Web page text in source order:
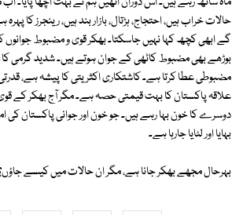
حالات خراب ہیں، احتجاج، ہڑتال، بازار بند ہیں، رینجرز کا
گے ابھی کچھ کہا نہیں جاسکتا۔ بھکر قوی و مضبوط جوانوں
بوڑھے بھی مضبوط کاٹھی کے جوان ہوتے ہیں۔ شدید گرمی کا
مضبوطی عطا کرتا ہے۔ کاشتکاری اکثریتی کا پیشہ ہے،
علاقہ پاکستان کا بہت قیمتی حصہ ہے۔ مگر آج بھکر کے
دوسرے کا خون بہا رہے ہیں۔ جو خون اور جوانی پاکستان
بہایا اور لٹایا جارہا ہے۔
بہرحال مجھے بھکر جانا ہے، مگر ان حالات میں کیسے